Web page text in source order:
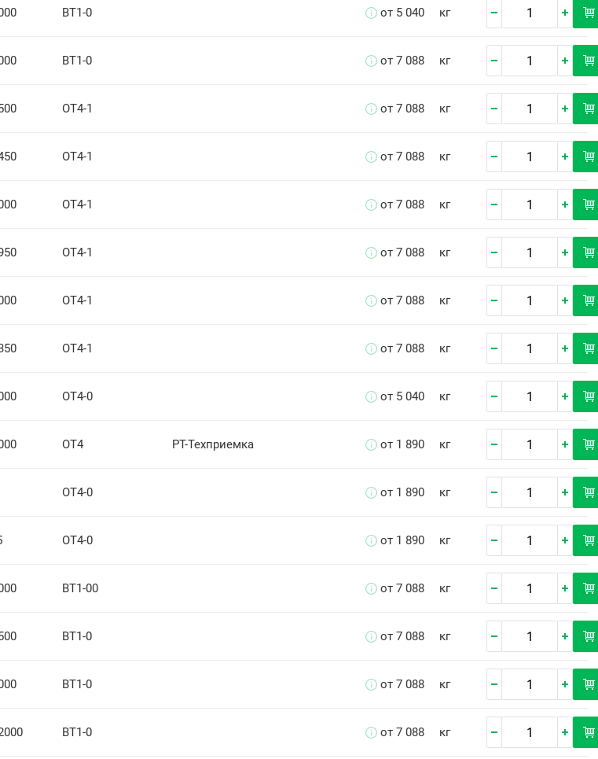
ВТ1-0 от 5 040 кг
ВТ1-0 от 7 088 кг
ОТ4-1 от 7 088 кг
ОТ4-1 от 7 088 кг
ОТ4-1 от 7 088 кг
ОТ4-1 от 7 088 кг
ОТ4-1 от 7 088 кг
ОТ4-1 от 7 088 кг
ОТ4-0 от 5 040 кг
ОТ4 РТ-Техприемка от 1 890 кг
ОТ4-0 от 1 890 кг
ОТ4-0 от 1 890 кг
ВТ1-00 от 7 088 кг
ВТ1-0 от 7 088 кг
ВТ1-0 от 7 088 кг
ВТ1-0 от 7 088 кг